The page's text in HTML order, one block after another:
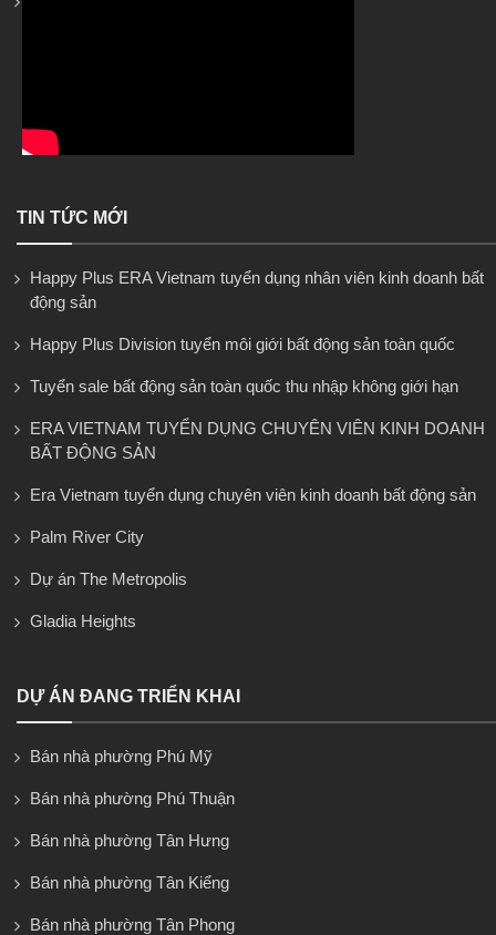
TIN TỨC MỚI
Happy Plus ERA Vietnam tuyển dụng nhân viên kinh doanh bất
động sản
Happy Plus Division tuyển môi giới bất động sản toàn quốc
Tuyển sale bất động sản toàn quốc thu nhập không giới hạn
ERA VIETNAM TUYỂN DỤNG CHUYÊN VIÊN KINH DOANH
BẤT ĐỘNG SẢN
Era Vietnam tuyển dụng chuyên viên kinh doanh bất động sản
Palm River City
Dự án The Metropolis
Gladia Heights
DỰ ÁN ĐANG TRIỂN KHAI
Bán nhà phường Phú Mỹ
Bán nhà phường Phú Thuận
Bán nhà phường Tân Hưng
Bán nhà phường Tân Kiểng
Bán nhà phường Tân Phong